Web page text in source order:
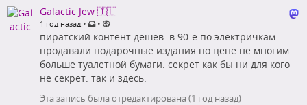
Galactic Jew 🇮🇱
1 год назад • •
пиратский контент дешев. в 90-е по электричкам
продавали подарочные издания по цене не многим
больше туалетной бумаги. секрет как бы ни для кого
не секрет. так и здесь.
Эта запись была отредактирована (1 год назад)